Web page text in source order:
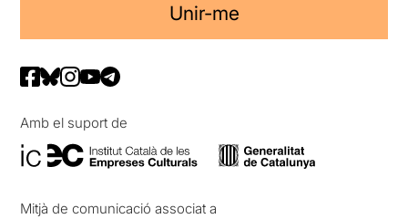
Unir-me
Amb el suport de
Mitjà de comunicació associat a